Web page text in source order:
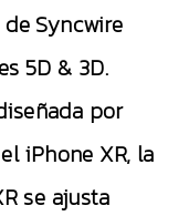
Syncwire
5D & 3D.
por
iPhone XR, la
se ajusta